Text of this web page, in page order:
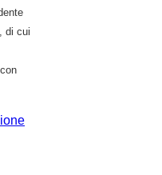
di cui